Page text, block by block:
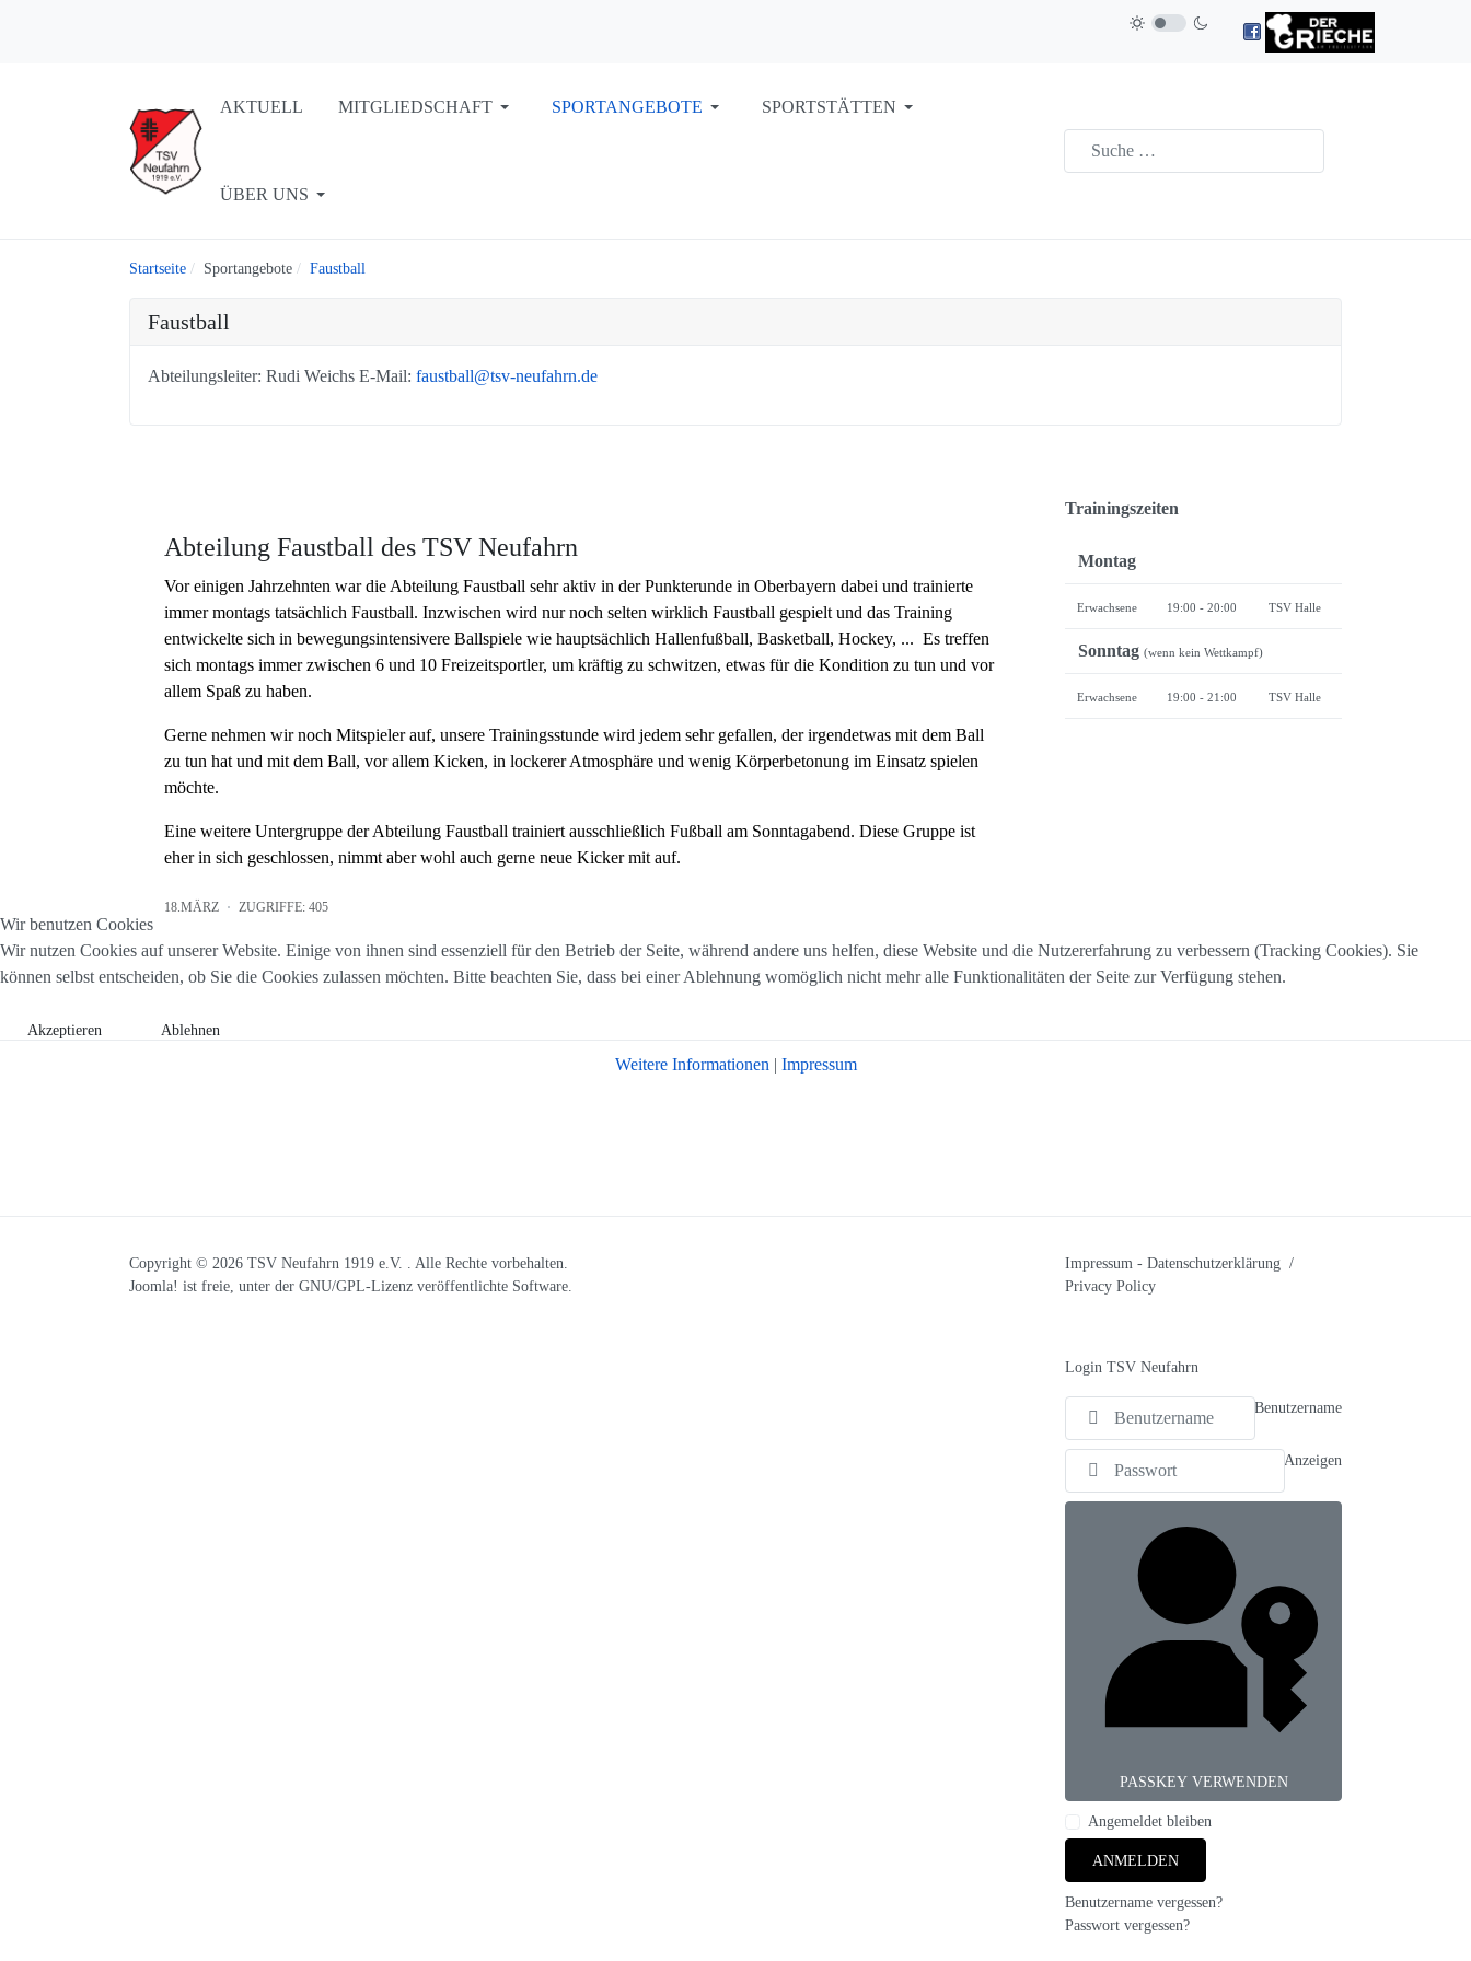
AKTUELL MITGLIEDSCHAFT SPORTANGEBOTE SPORTSTÄTTEN
ÜBER UNS
Startseite Sportangebote Faustball
Faustball
Abteilungsleiter: Rudi Weichs E-Mail: faustball@tsv-neufahrn.de
Abteilung Faustball des TSV Neufahrn
Vor einigen Jahrzehnten war die Abteilung Faustball sehr aktiv in der Punkterunde in Oberbayern dabei und trainierte
immer montags tatsächlich Faustball. Inzwischen wird nur noch selten wirklich Faustball gespielt und das Training
entwickelte sich in bewegungsintensivere Ballspiele wie hauptsächlich Hallenfußball, Basketball, Hockey, ... Es treffen
sich montags immer zwischen 6 und 10 Freizeitsportler, um kräftig zu schwitzen, etwas für die Kondition zu tun und vor
allem Spaß zu haben.
Gerne nehmen wir noch Mitspieler auf, unsere Trainingsstunde wird jedem sehr gefallen, der irgendetwas mit dem Ball
zu tun hat und mit dem Ball, vor allem Kicken, in lockerer Atmosphäre und wenig Körperbetonung im Einsatz spielen
möchte.
Eine weitere Untergruppe der Abteilung Faustball trainiert ausschließlich Fußball am Sonntagabend. Diese Gruppe ist
eher in sich geschlossen, nimmt aber wohl auch gerne neue Kicker mit auf.
18.MÄRZ ZUGRIFFE: 405
Trainingszeiten
Montag
Erwachsene 19:00 - 20:00 TSV Halle
Sonntag (wenn kein Wettkampf)
Erwachsene 19:00 - 21:00 TSV Halle
Copyright © 2026 TSV Neufahrn 1919 e.V. . Alle Rechte vorbehalten.
Joomla! ist freie, unter der GNU/GPL-Lizenz veröffentlichte Software.
Impressum - Datenschutzerklärung /
Privacy Policy
Login TSV Neufahrn
Benutzername
Anzeigen
PASSKEY VERWENDEN
Angemeldet bleiben
ANMELDEN
Benutzername vergessen?
Passwort vergessen?
Wir benutzen Cookies
Wir nutzen Cookies auf unserer Website. Einige von ihnen sind essenziell für den Betrieb der Seite, während andere uns helfen, diese Website und die Nutzererfahrung zu verbessern (Tracking Cookies). Sie
können selbst entscheiden, ob Sie die Cookies zulassen möchten. Bitte beachten Sie, dass bei einer Ablehnung womöglich nicht mehr alle Funktionalitäten der Seite zur Verfügung stehen.
Akzeptieren Ablehnen
Weitere Informationen | Impressum